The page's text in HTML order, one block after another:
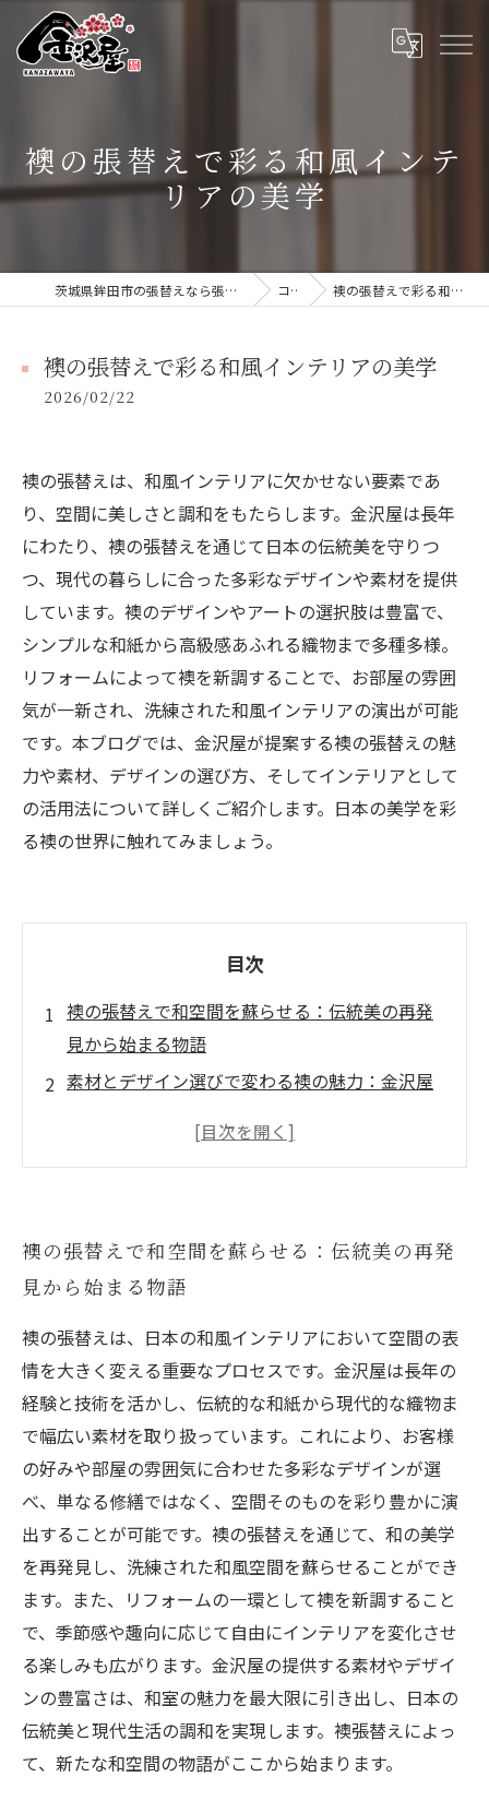
襖の張替えで彩る和風インテ
リアの美学
茨城県鉾田市の張替えなら張替本舗 金沢屋 大洗・鹿嶋店 コラム 襖の張替えで彩る和風インテリアの美学
襖の張替えで彩る和風インテリアの美学
2026/02/22
襖の張替えは、和風インテリアに欠かせない要素であ
り、空間に美しさと調和をもたらします。金沢屋は長年
にわたり、襖の張替えを通じて日本の伝統美を守りつ
つ、現代の暮らしに合った多彩なデザインや素材を提供
しています。襖のデザインやアートの選択肢は豊富で、
シンプルな和紙から高級感あふれる織物まで多種多様。
リフォームによって襖を新調することで、お部屋の雰囲
気が一新され、洗練された和風インテリアの演出が可能
です。本ブログでは、金沢屋が提案する襖の張替えの魅
力や素材、デザインの選び方、そしてインテリアとして
の活用法について詳しくご紹介します。日本の美学を彩
る襖の世界に触れてみましょう。
目次
襖の張替えで和空間を蘇らせる：伝統美の再発
見から始まる物語
素材とデザイン選びで変わる襖の魅力：金沢屋
張替えのプロセスを解説：和風インテリアが生
例で見る変化の秘密
新たな襖で彩る生活の終章：和の心を現代に融
合させる喜び
金沢屋の襖張替えサービスが選ばれる理由と
は？
和風インテリアに欠かせない襖の手入れと長持
ちのコツ
襖の張替えで和空間を蘇らせる：伝統美の再発
見から始まる物語
襖の張替えは、日本の和風インテリアにおいて空間の表
情を大きく変える重要なプロセスです。金沢屋は長年の
経験と技術を活かし、伝統的な和紙から現代的な織物ま
で幅広い素材を取り扱っています。これにより、お客様
の好みや部屋の雰囲気に合わせた多彩なデザインが選
べ、単なる修繕ではなく、空間そのものを彩り豊かに演
出することが可能です。襖の張替えを通じて、和の美学
を再発見し、洗練された和風空間を蘇らせることができ
ます。また、リフォームの一環として襖を新調すること
で、季節感や趣向に応じて自由にインテリアを変化させ
る楽しみも広がります。金沢屋の提供する素材やデザイ
ンの豊富さは、和室の魅力を最大限に引き出し、日本の
伝統美と現代生活の調和を実現します。襖張替えによっ
て、新たな和空間の物語がここから始まります。